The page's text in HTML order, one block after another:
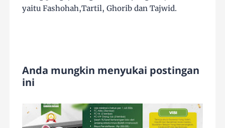
yaitu Fashohah,Tartil, Ghorib dan Tajwid.
Anda mungkin menyukai postingan
ini